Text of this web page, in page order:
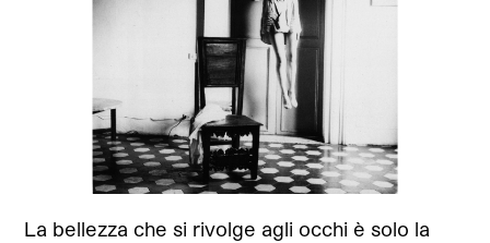
La bellezza che si rivolge agli occhi è solo la